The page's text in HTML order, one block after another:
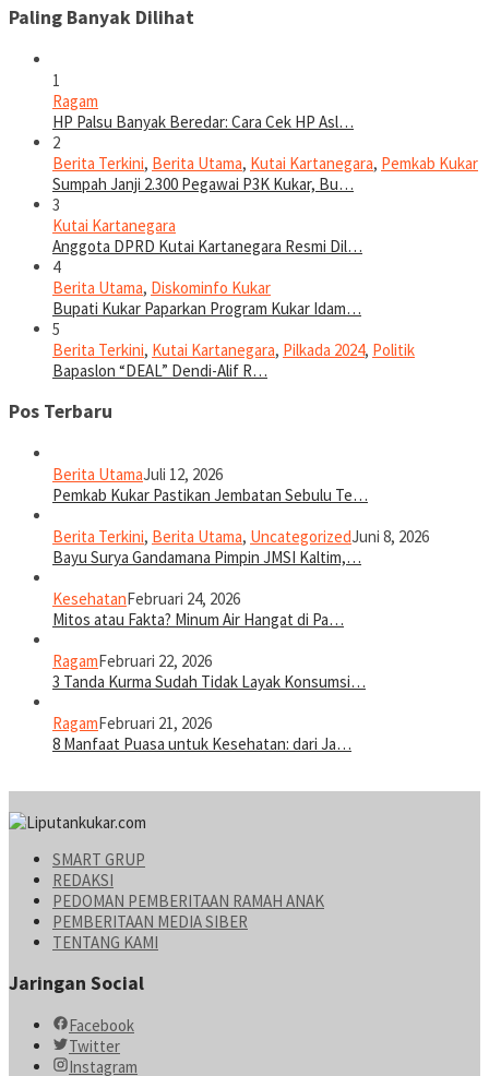
Paling Banyak Dilihat
1
Ragam
HP Palsu Banyak Beredar: Cara Cek HP Asl…
2
Berita Terkini, Berita Utama, Kutai Kartanegara, Pemkab Kukar
Sumpah Janji 2.300 Pegawai P3K Kukar, Bu…
3
Kutai Kartanegara
Anggota DPRD Kutai Kartanegara Resmi Dil…
4
Berita Utama, Diskominfo Kukar
Bupati Kukar Paparkan Program Kukar Idam…
5
Berita Terkini, Kutai Kartanegara, Pilkada 2024, Politik
Bapaslon “DEAL” Dendi-Alif R…
Pos Terbaru
Berita UtamaJuli 12, 2026
Pemkab Kukar Pastikan Jembatan Sebulu Te…
Berita Terkini, Berita Utama, UncategorizedJuni 8, 2026
Bayu Surya Gandamana Pimpin JMSI Kaltim,…
KesehatanFebruari 24, 2026
Mitos atau Fakta? Minum Air Hangat di Pa…
RagamFebruari 22, 2026
3 Tanda Kurma Sudah Tidak Layak Konsumsi…
RagamFebruari 21, 2026
8 Manfaat Puasa untuk Kesehatan: dari Ja…
SMART GRUP
REDAKSI
PEDOMAN PEMBERITAAN RAMAH ANAK
PEMBERITAAN MEDIA SIBER
TENTANG KAMI
Jaringan Social
Facebook
Twitter
Instagram